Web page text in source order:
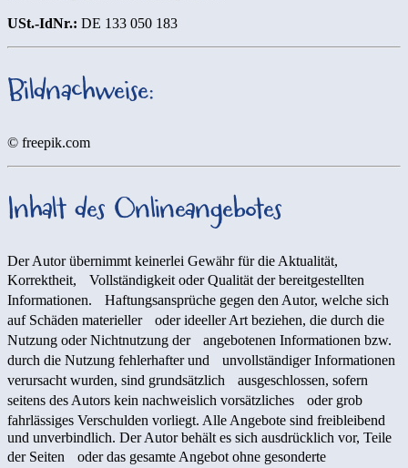
USt.-IdNr.: DE 133 050 183
Bildnachweise:
© freepik.com
Inhalt des Onlineangebotes
Der Autor übernimmt keinerlei Gewähr für die Aktualität,
Korrektheit, Vollständigkeit oder Qualität der bereitgestellten
Informationen. Haftungsansprüche gegen den Autor, welche sich
auf Schäden materieller oder ideeller Art beziehen, die durch die
Nutzung oder Nichtnutzung der angebotenen Informationen bzw.
durch die Nutzung fehlerhafter und unvollständiger Informationen
verursacht wurden, sind grundsätzlich ausgeschlossen, sofern
seitens des Autors kein nachweislich vorsätzliches oder grob
fahrlässiges Verschulden vorliegt. Alle Angebote sind freibleibend
und unverbindlich. Der Autor behält es sich ausdrücklich vor, Teile
der Seiten oder das gesamte Angebot ohne gesonderte